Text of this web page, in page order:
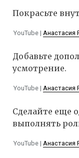
Покрасьте
YouTube | Анастасия
Добавьте
усмотрение.
YouTube | Анастасия
Сделайте еще
выполнять
YouTube | Анастасия